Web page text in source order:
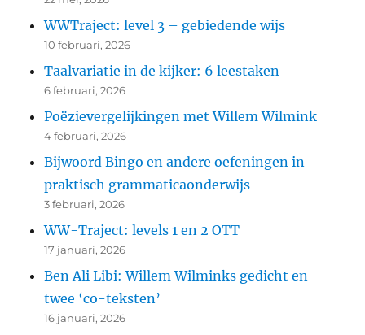
WWTraject: level 3 – gebiedende wijs
10 februari, 2026
Taalvariatie in de kijker: 6 leestaken
6 februari, 2026
Poëzievergelijkingen met Willem Wilmink
4 februari, 2026
Bijwoord Bingo en andere oefeningen in
praktisch grammaticaonderwijs
3 februari, 2026
WW-Traject: levels 1 en 2 OTT
17 januari, 2026
Ben Ali Libi: Willem Wilminks gedicht en
twee ‘co-teksten’
16 januari, 2026